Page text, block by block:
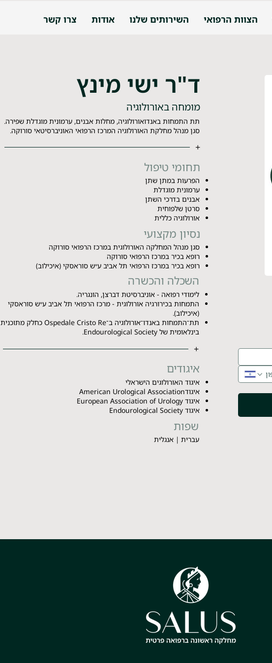
הצוות הרפואי השירותים שלנו אודות צרו קשר
ד"ר ישי מינץ
מומחה באורולוגיה
תת התמחות באנדואורולוגיה, מחלות אבנים, ערמונית מוגדלת שפירה.
סגן מנהל מחלקת האורולוגיה המרכז הרפואי האוניברסיטאי סורוקה.
+
תחומי טיפול
הפרעות במתן שתן
ערמונית מוגדלת
אבנים בדרכי השתן
סרטן שלפוחית
אורולוגיה כללית
נסיון מקצועי
סגן מנהל המחלקה האורולוגית במרכז הרפואי סורוקה
רופא בכיר במרכז הרפואי סורוקה
רופא בכיר במרכז הרפואי תל אביב ע״ש סוראסקי (איכילוב)
השכלה והכשרה
לימודי רפואה - אוניברסיטת דברצן, הונגריה.
התמחות בכירורגיה אורולוגית - מרכז הרפואי תל אביב ע״ש סוראסקי
(איכילוב).
תת־התמחות באנדו־אורולוגיה ב־Ospedale Cristo Re כחלק מתוכנית
בינלאומית של Endourological Society.
+
איגודים
איגוד האורולוגים הישראלי
איגודAmerican Urological Association
איגוד European Association of Urology
איגוד Endourological Society
שפות
עברית | אנגלית